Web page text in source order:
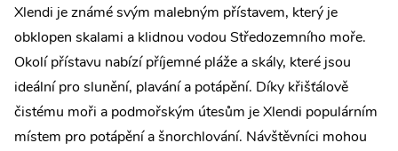
Xlendi je známé svým malebným přístavem, který je
obklopen skalami a klidnou vodou Středozemního moře.
Okolí přístavu nabízí příjemné pláže a skály, které jsou
ideální pro slunění, plavání a potápění. Díky křišťálově
čistému moři a podmořským útesům je Xlendi populárním
místem pro potápění a šnorchlování. Návštěvníci mohou